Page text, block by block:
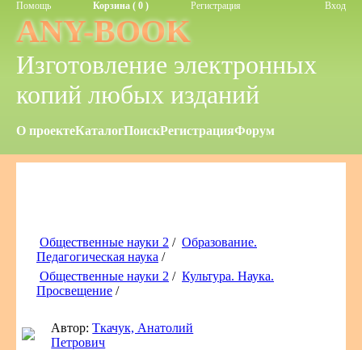
Помощь Корзина ( 0 ) Регистрация Вход
ANY-BOOK
Изготовление электронных
копий любых изданий
О проектеКаталогПоискРегистрацияФорум
Общественные науки 2 / Образование.
Педагогическая наука /
Общественные науки 2 / Культура. Наука.
Просвещение /
Автор:Ткачук, Анатолий
Петрович